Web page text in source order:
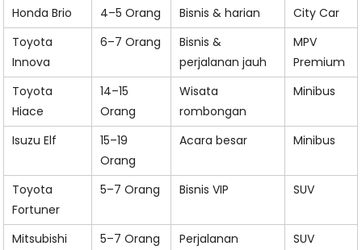
Honda Brio 4–5 Orang Bisnis & harian
City Car
Toyota
Innova
6–7 Orang
Bisnis &
perjalanan jauh
MPV
Premium
Toyota
Hiace
14–15
Orang
Wisata
rombongan
Minibus
Isuzu Elf
15–19
Orang
Acara besar Minibus
Toyota
Fortuner
5–7 Orang Bisnis VIP SUV
Mitsubishi
5–7 Orang
Perjalanan
SUV